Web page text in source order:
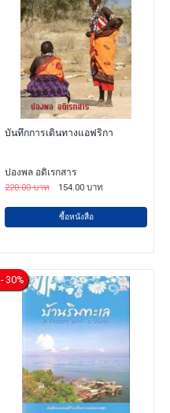
บันทึกการเดินทางแอฟริกา
ปองพล อดิเรกสาร
220.00 บาท
154.00 บาท
ซื้อหนังสือ
- 30%